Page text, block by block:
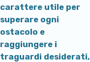
carattere utile per
superare ogni
ostacolo e
raggiungere i
traguardi desiderati,